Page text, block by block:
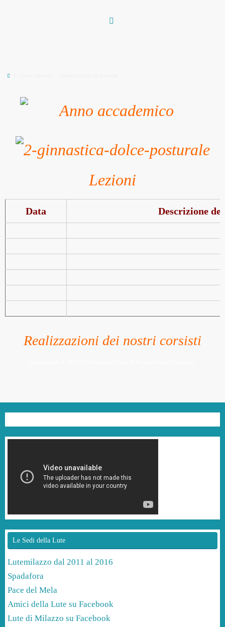
Lezioni
Data Descrizione
Realizzazioni dei nostri corsisti
Le Sedi della Lute
Lutemilazzo dal 2011 al 2016
Spadafora
Pace del Mela
Amici della Lute su Facebook
Lute di Milazzo su Facebook